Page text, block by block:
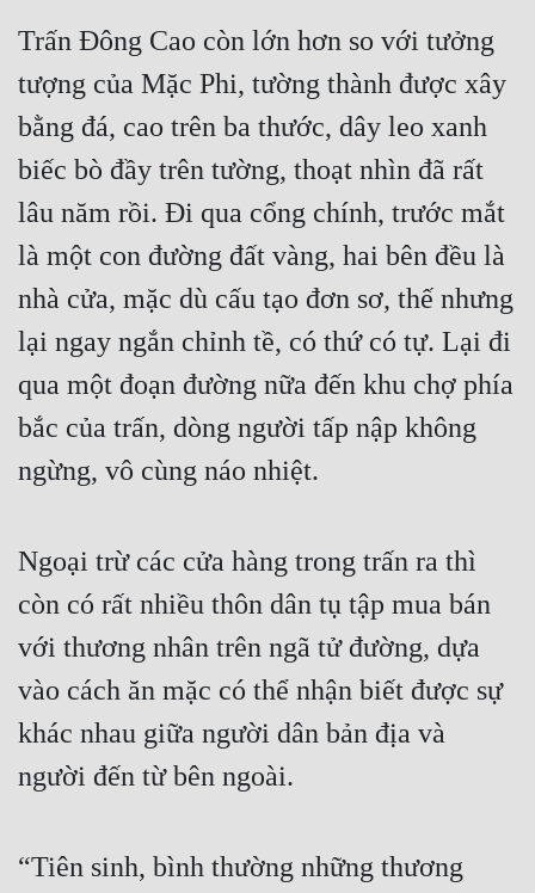
Trấn Đông Cao còn lớn hơn so với tưởng
tượng của Mặc Phi, tường thành được xây
bằng đá, cao trên ba thước, dây leo xanh
biếc bò đầy trên tường, thoạt nhìn đã rất
lâu năm rồi. Đi qua cổng chính, trước mắt
là một con đường đất vàng, hai bên đều là
nhà cửa, mặc dù cấu tạo đơn sơ, thế nhưng
lại ngay ngắn chỉnh tề, có thứ có tự. Lại đi
qua một đoạn đường nữa đến khu chợ phía
bắc của trấn, dòng người tấp nập không
ngừng, vô cùng náo nhiệt.
Ngoại trừ các cửa hàng trong trấn ra thì
còn có rất nhiều thôn dân tụ tập mua bán
với thương nhân trên ngã tử đường, dựa
vào cách ăn mặc có thể nhận biết được sự
khác nhau giữa người dân bản địa và
người đến từ bên ngoài.
“Tiên sinh, bình thường những thương